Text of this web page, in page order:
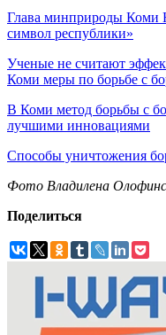
Глава минприроды
символ республики»
Ученые не считают
Коми меры по борьбе с
В Коми метод борьбы с
лучшими инновациями
Способы уничтожения
Фото Владилена
Поделиться